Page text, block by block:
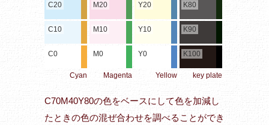
C20
C10
C0
Cyan
M20
M10
M0
Magenta
Y20
Y10
Y0
Yellow
K80
K90
K100
key plate
C70M40Y80の色をベースにして色を加減し
たときの色の混ぜ合わせを調べることができ